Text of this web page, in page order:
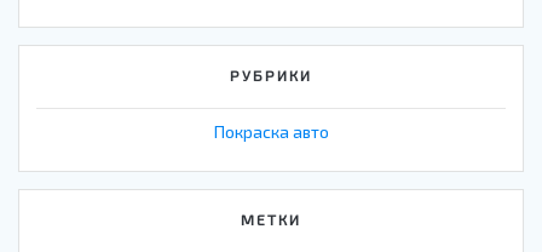
РУБРИКИ
Покраска авто
МЕТКИ